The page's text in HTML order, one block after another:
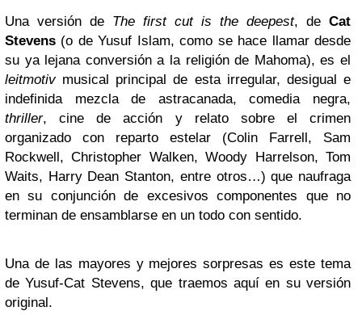
Una versión de The first cut is the deepest, de Cat
Stevens (o de Yusuf Islam, como se hace llamar desde
su ya lejana conversión a la religión de Mahoma), es el
leitmotiv musical principal de esta irregular, desigual e
indefinida mezcla de astracanada, comedia negra,
thriller, cine de acción y relato sobre el crimen
organizado con reparto estelar (Colin Farrell, Sam
Rockwell, Christopher Walken, Woody Harrelson, Tom
Waits, Harry Dean Stanton, entre otros…) que naufraga
en su conjunción de excesivos componentes que no
terminan de ensamblarse en un todo con sentido.
Una de las mayores y mejores sorpresas es este tema
de Yusuf-Cat Stevens, que traemos aquí en su versión
original.